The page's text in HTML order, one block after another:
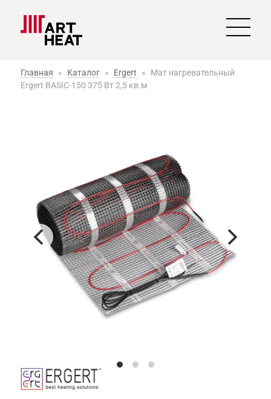
Главная » Каталог » Ergert »
Мат нагревательный
Ergert BASIC-150 375 Вт 2,5 кв.м